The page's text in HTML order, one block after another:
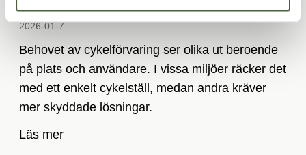
2026-01-7­
Behovet av cykelförvaring ser olika ut beroende
på plats och användare. I vissa miljöer räcker det
med ett enkelt cykelställ, medan andra kräver
mer skyddade lösningar.
Läs mer